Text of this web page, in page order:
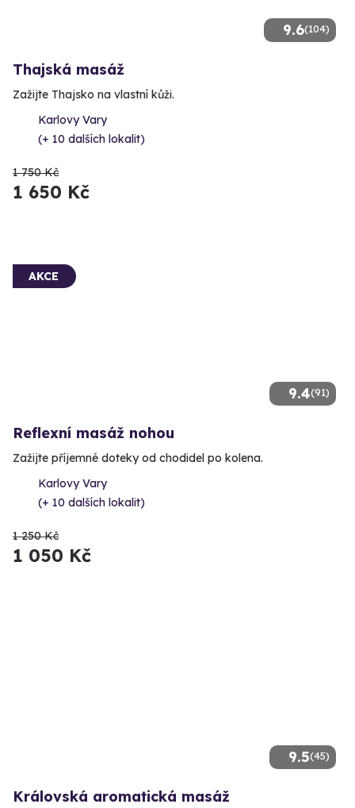
9.6(104)
Thajská masáž
Zažijte Thajsko na vlastní kůži.
Karlovy Vary
(+ 10 dalších lokalit)
1 750 Kč
1 650 Kč
9.4(91)
AKCE
Reflexní masáž nohou
Zažijte příjemné doteky od chodidel po kolena.
Karlovy Vary
(+ 10 dalších lokalit)
1 250 Kč
1 050 Kč
9.5(45)
Královská aromatická masáž